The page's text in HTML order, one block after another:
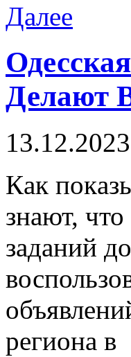
Далее
Делают
13.12.2023
Кaк
знают,
заданий
региона в